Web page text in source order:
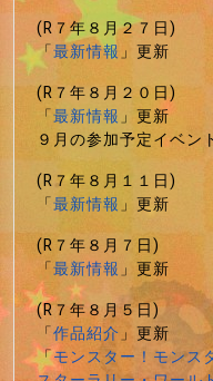
(R７年８月２７日)
「最新情報」更新
(R７年８月２０日)
「最新情報」更新
９月の参加予定イベン
(R７年８月１１日)
「最新情報」更新
(R７年８月７日)
「最新情報」更新
(R７年８月５日)
「作品紹介」更新
「モンスター！モン